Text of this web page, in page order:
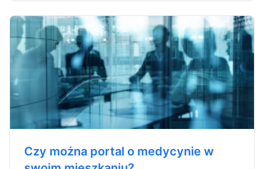
Czy można portal o medycynie w